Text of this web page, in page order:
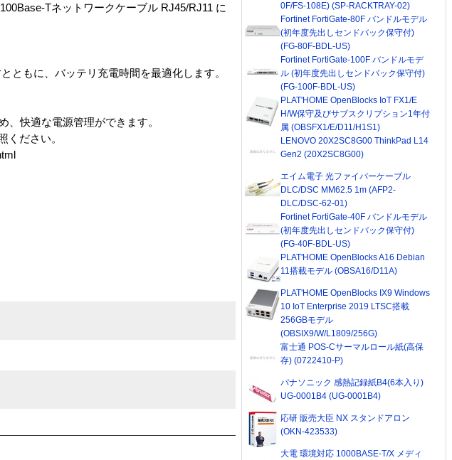
Tネットワークケーブル RJ45/RJ11 に
ともに、バッテリ充電時間を最適化します。
、快適な電源管理ができます。
ください。
0F/FS-108E) (SP-RACKTRAY-02)
Fortinet FortiGate-80F バンドルモデル
(初年度先出しセンドバック保守付)
(FG-80F-BDL-US)
Fortinet FortiGate-100F バンドルモデ
ル (初年度先出しセンドバック保守付)
(FG-100F-BDL-US)
PLAT'HOME OpenBlocks IoT FX1/E
H/W保守及びサブスクリプション1年付
属 (OBSFX1/E/D11/H1S1)
LENOVO 20X2SC8G00 ThinkPad L14
Gen2 (20X2SC8G00)
エイム電子 光ファイバーケーブル
DLC/DSC MM62.5 1m (AFP2-
DLC/DSC-62-01)
Fortinet FortiGate-40F バンドルモデル
(初年度先出しセンドバック保守付)
(FG-40F-BDL-US)
PLAT'HOME OpenBlocks A16 Debian
11搭載モデル (OBSA16/D11A)
PLAT'HOME OpenBlocks IX9 Windows
10 IoT Enterprise 2019 LTSC搭載
256GBモデル
(OBSIX9/W/L1809/256G)
富士通 POS-Cサーマルロール紙(高保
存) (0722410-P)
パナソニック 感熱記録紙B4(6本入り)
UG-0001B4 (UG-0001B4)
応研 販売大臣 NX スタンドアロン
(OKN-423533)
大電 環境対応 1000BASE-T/X メディ